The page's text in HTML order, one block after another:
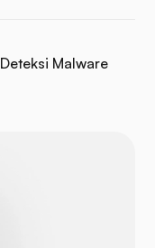
Deteksi Malware